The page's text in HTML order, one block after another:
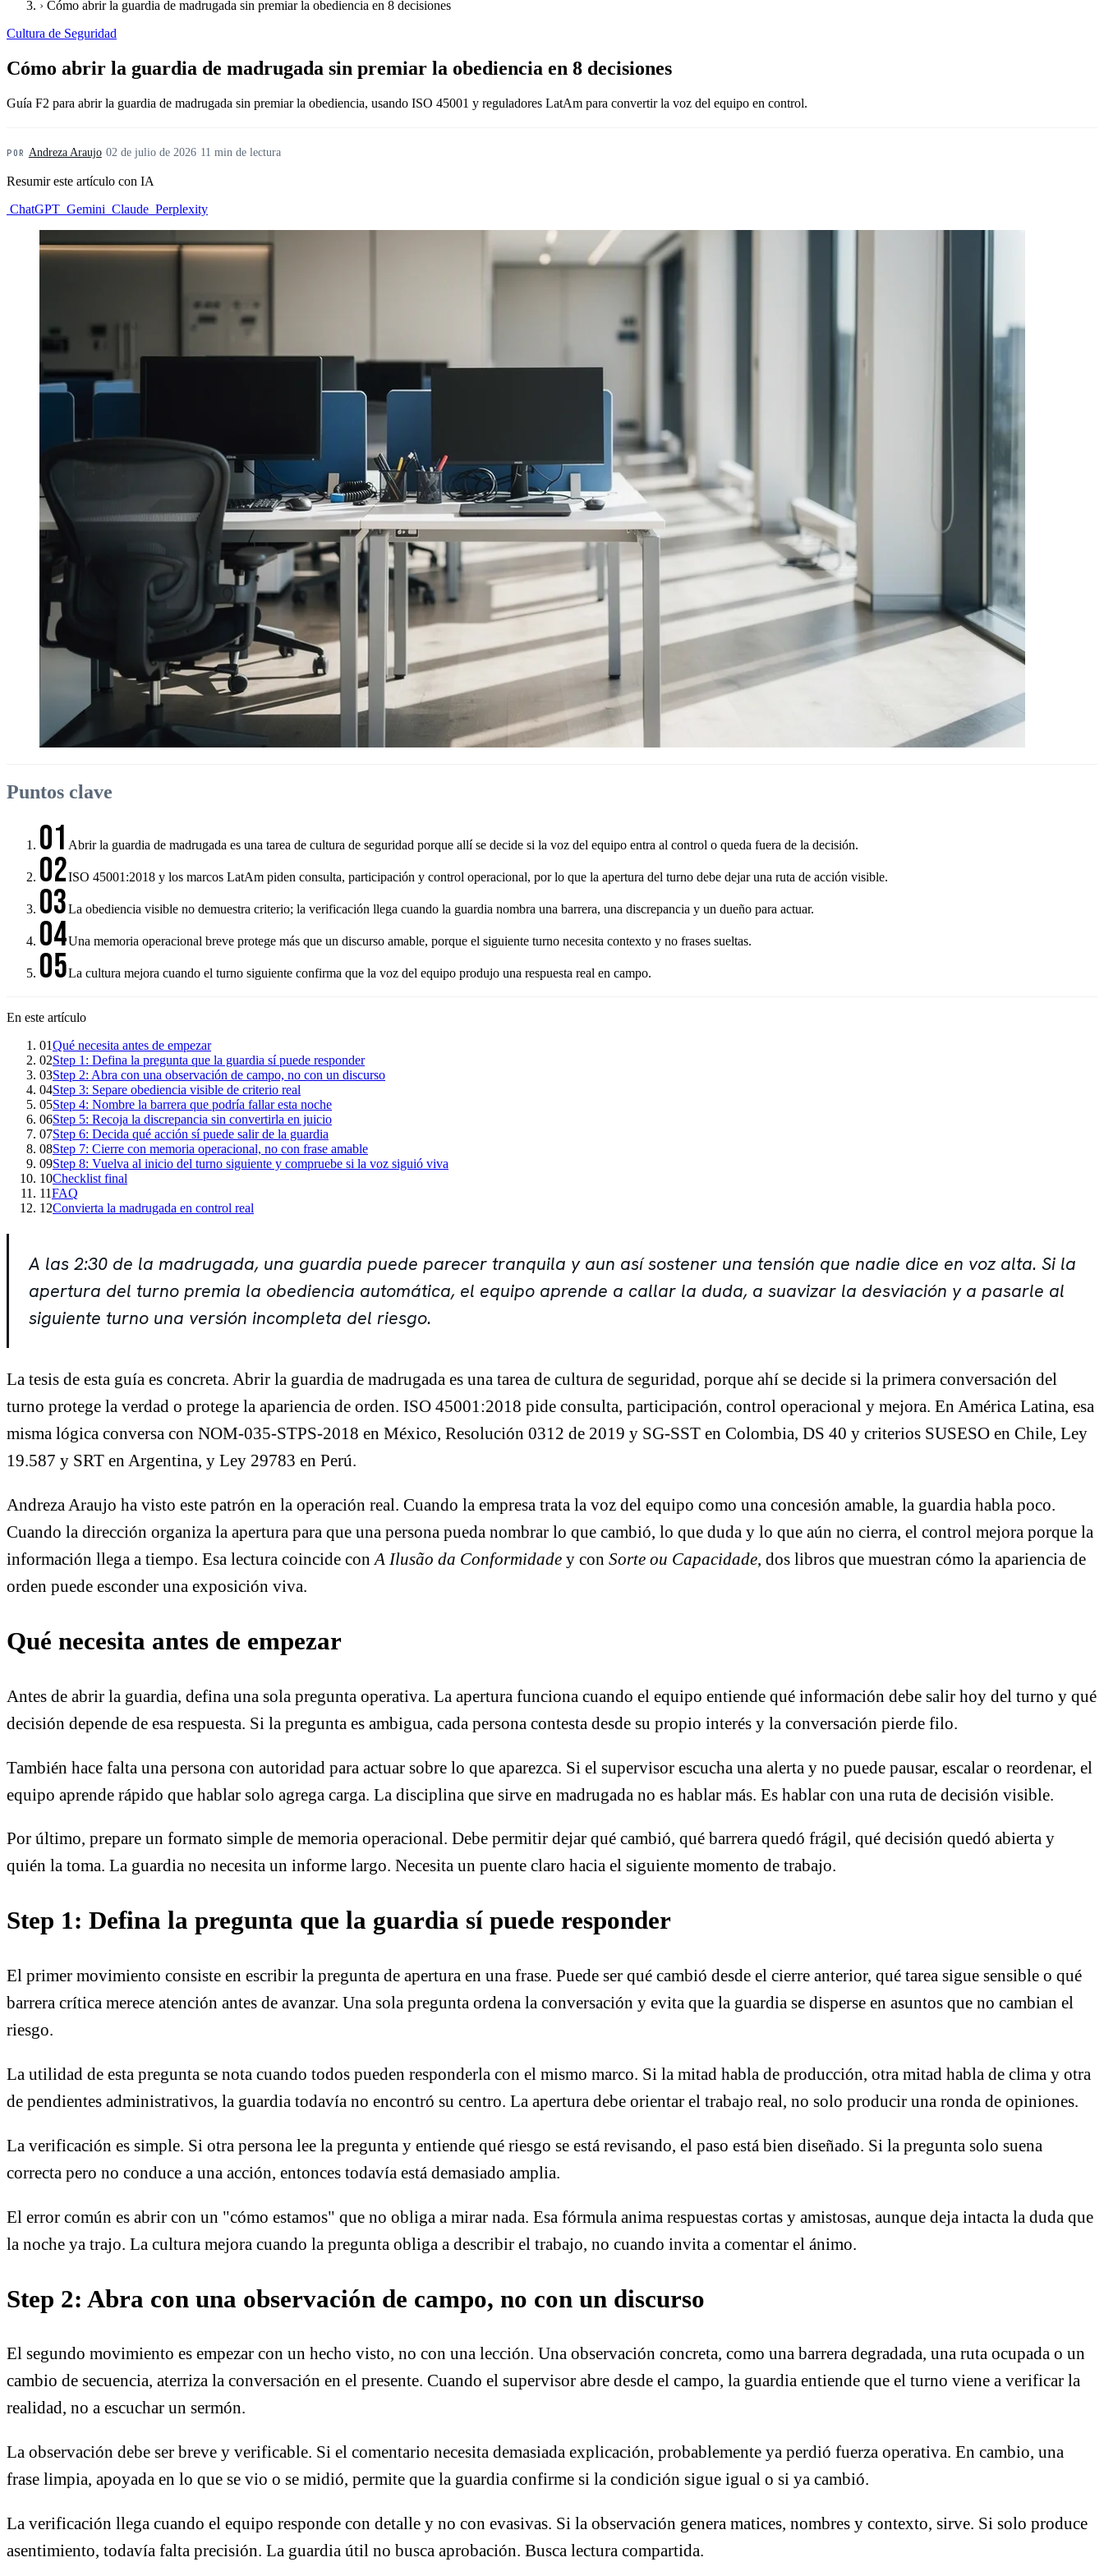
› Cómo abrir la guardia de madrugada sin premiar la obediencia en 8 decisiones
Cultura de Seguridad
Cómo abrir la guardia de madrugada sin premiar la obediencia en 8 decisiones
Guía F2 para abrir la guardia de madrugada sin premiar la obediencia, usando ISO 45001 y reguladores LatAm para convertir la voz del equipo en control.
POR Andreza Araujo· 02 de julio de 2026· 11 min de lectura
Resumir este artículo con IA
ChatGPT Gemini Claude Perplexity
Puntos clave
01 Abrir la guardia de madrugada es una tarea de cultura de seguridad porque allí se decide si la voz del equipo entra al control o queda fuera de la decisión.
02ISO 45001:2018 y los marcos LatAm piden consulta, participación y control operacional, por lo que la apertura del turno debe dejar una ruta de acción visible.
03La obediencia visible no demuestra criterio; la verificación llega cuando la guardia nombra una barrera, una discrepancia y un dueño para actuar.
04Una memoria operacional breve protege más que un discurso amable, porque el siguiente turno necesita contexto y no frases sueltas.
05La cultura mejora cuando el turno siguiente confirma que la voz del equipo produjo una respuesta real en campo.
En este artículo
01Qué necesita antes de empezar
02Step 1: Defina la pregunta que la guardia sí puede responder
03Step 2: Abra con una observación de campo, no con un discurso
04Step 3: Separe obediencia visible de criterio real
05Step 4: Nombre la barrera que podría fallar esta noche
06Step 5: Recoja la discrepancia sin convertirla en juicio
07Step 6: Decida qué acción sí puede salir de la guardia
08Step 7: Cierre con memoria operacional, no con frase amable
09Step 8: Vuelva al inicio del turno siguiente y compruebe si la voz siguió viva
10Checklist final
11FAQ
12Convierta la madrugada en control real
A las 2:30 de la madrugada, una guardia puede parecer tranquila y aun así sostener una tensión que nadie dice en voz alta. Si la
apertura del turno premia la obediencia automática, el equipo aprende a callar la duda, a suavizar la desviación y a pasarle al
siguiente turno una versión incompleta del riesgo.
La tesis de esta guía es concreta. Abrir la guardia de madrugada es una tarea de cultura de seguridad, porque ahí se decide si la primera conversación del
turno protege la verdad o protege la apariencia de orden. ISO 45001:2018 pide consulta, participación, control operacional y mejora. En América Latina, esa
misma lógica conversa con NOM-035-STPS-2018 en México, Resolución 0312 de 2019 y SG-SST en Colombia, DS 40 y criterios SUSESO en Chile, Ley
19.587 y SRT en Argentina, y Ley 29783 en Perú.
Andreza Araujo ha visto este patrón en la operación real. Cuando la empresa trata la voz del equipo como una concesión amable, la guardia habla poco.
Cuando la dirección organiza la apertura para que una persona pueda nombrar lo que cambió, lo que duda y lo que aún no cierra, el control mejora porque la
información llega a tiempo. Esa lectura coincide con A Ilusão da Conformidade y con Sorte ou Capacidade, dos libros que muestran cómo la apariencia de
orden puede esconder una exposición viva.
Qué necesita antes de empezar
Antes de abrir la guardia, defina una sola pregunta operativa. La apertura funciona cuando el equipo entiende qué información debe salir hoy del turno y qué
decisión depende de esa respuesta. Si la pregunta es ambigua, cada persona contesta desde su propio interés y la conversación pierde filo.
También hace falta una persona con autoridad para actuar sobre lo que aparezca. Si el supervisor escucha una alerta y no puede pausar, escalar o reordenar, el
equipo aprende rápido que hablar solo agrega carga. La disciplina que sirve en madrugada no es hablar más. Es hablar con una ruta de decisión visible.
Por último, prepare un formato simple de memoria operacional. Debe permitir dejar qué cambió, qué barrera quedó frágil, qué decisión quedó abierta y
quién la toma. La guardia no necesita un informe largo. Necesita un puente claro hacia el siguiente momento de trabajo.
Step 1: Defina la pregunta que la guardia sí puede responder
El primer movimiento consiste en escribir la pregunta de apertura en una frase. Puede ser qué cambió desde el cierre anterior, qué tarea sigue sensible o qué
barrera crítica merece atención antes de avanzar. Una sola pregunta ordena la conversación y evita que la guardia se disperse en asuntos que no cambian el
riesgo.
La utilidad de esta pregunta se nota cuando todos pueden responderla con el mismo marco. Si la mitad habla de producción, otra mitad habla de clima y otra
de pendientes administrativos, la guardia todavía no encontró su centro. La apertura debe orientar el trabajo real, no solo producir una ronda de opiniones.
La verificación es simple. Si otra persona lee la pregunta y entiende qué riesgo se está revisando, el paso está bien diseñado. Si la pregunta solo suena
correcta pero no conduce a una acción, entonces todavía está demasiado amplia.
El error común es abrir con un "cómo estamos" que no obliga a mirar nada. Esa fórmula anima respuestas cortas y amistosas, aunque deja intacta la duda que
la noche ya trajo. La cultura mejora cuando la pregunta obliga a describir el trabajo, no cuando invita a comentar el ánimo.
Step 2: Abra con una observación de campo, no con un discurso
El segundo movimiento es empezar con un hecho visto, no con una lección. Una observación concreta, como una barrera degradada, una ruta ocupada o un
cambio de secuencia, aterriza la conversación en el presente. Cuando el supervisor abre desde el campo, la guardia entiende que el turno viene a verificar la
realidad, no a escuchar un sermón.
La observación debe ser breve y verificable. Si el comentario necesita demasiada explicación, probablemente ya perdió fuerza operativa. En cambio, una
frase limpia, apoyada en lo que se vio o se midió, permite que la guardia confirme si la condición sigue igual o si ya cambió.
La verificación llega cuando el equipo responde con detalle y no con evasivas. Si la observación genera matices, nombres y contexto, sirve. Si solo produce
asentimiento, todavía falta precisión. La guardia útil no busca aprobación. Busca lectura compartida.